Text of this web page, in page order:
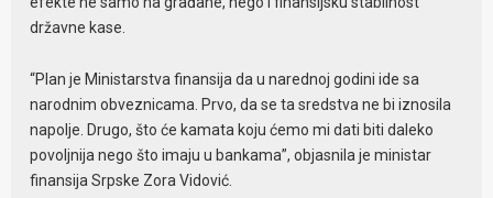
državne kase.
“Plan je Ministarstva finansija da u narednoj godini ide sa
narodnim obveznicama. Prvo, da se ta sredstva ne bi iznosila
napolje. Drugo, što će kamata koju ćemo mi dati biti daleko
povoljnija nego što imaju u bankama”, objasnila je ministar
finansija Srpske Zora Vidović.